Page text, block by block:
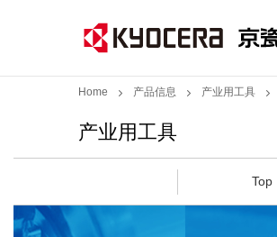
Home 产品信息 产业用工具
产业用工具
Top